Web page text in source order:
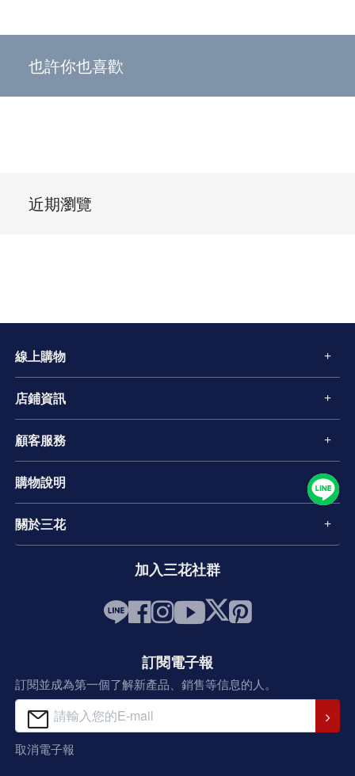
也許你也喜歡
近期瀏覽
線上購物
店鋪資訊
顧客服務
購物說明
關於三花
加入三花社群
訂閱電子報
訂閱並成為第一個了解新產品、銷售等信息的人。
取消電子報